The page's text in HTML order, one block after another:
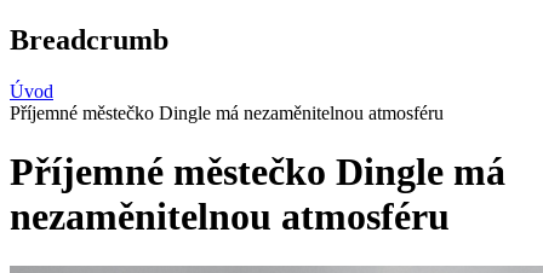
Breadcrumb
Úvod
Příjemné městečko Dingle má nezaměnitelnou atmosféru
Příjemné městečko Dingle má
nezaměnitelnou atmosféru